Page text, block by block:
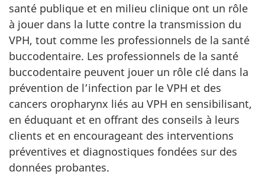
santé publique et en milieu clinique ont un rôle
à jouer dans la lutte contre la transmission du
VPH, tout comme les professionnels de la santé
buccodentaire. Les professionnels de la santé
buccodentaire peuvent jouer un rôle clé dans la
prévention de l’infection par le VPH et des
cancers oropharynx liés au VPH en sensibilisant,
en éduquant et en offrant des conseils à leurs
clients et en encourageant des interventions
préventives et diagnostiques fondées sur des
données probantes.